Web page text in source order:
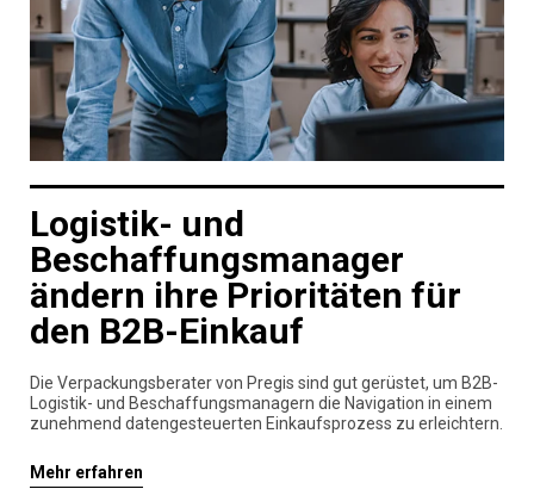
Logistik- und
Beschaffungsmanager
ändern ihre Prioritäten für
den B2B-Einkauf
Die Verpackungsberater von Pregis sind gut gerüstet, um B2B-
Logistik- und Beschaffungsmanagern die Navigation in einem
zunehmend datengesteuerten Einkaufsprozess zu erleichtern.
Mehr erfahren